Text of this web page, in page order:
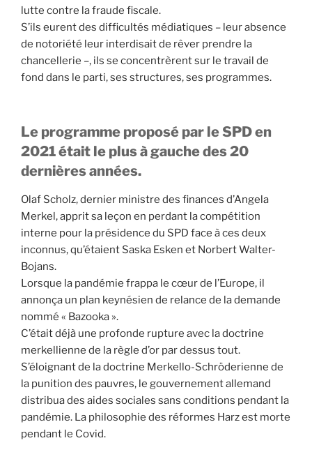
lutte contre la fraude fiscale.
S’ils eurent des difficultés médiatiques – leur absence
de notoriété leur interdisait de rêver prendre la
chancellerie –, ils se concentrèrent sur le travail de
fond dans le parti, ses structures, ses programmes.
Le programme proposé par le SPD en
2021 était le plus à gauche des 20
dernières années.
Olaf Scholz, dernier ministre des finances d’Angela
Merkel, apprit sa leçon en perdant la compétition
interne pour la présidence du SPD face à ces deux
inconnus, qu’étaient Saska Esken et Norbert Walter-
Bojans.
Lorsque la pandémie frappa le cœur de l’Europe, il
annonça un plan keynésien de relance de la demande
nommé « Bazooka ».
C’était déjà une profonde rupture avec la doctrine
merkellienne de la règle d’or par dessus tout.
S’éloignant de la doctrine Merkello-Schröderienne de
la punition des pauvres, le gouvernement allemand
distribua des aides sociales sans conditions pendant la
pandémie. La philosophie des réformes Harz est morte
pendant le Covid.